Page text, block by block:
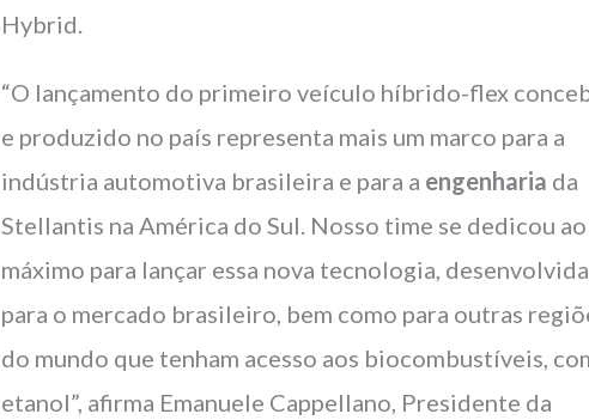
Hybrid.
“O lançamento do primeiro veículo híbrido-flex
e produzido no país representa mais um marco para a
indústria automotiva brasileira e para a engenharia da
Stellantis na América do Sul. Nosso time se dedicou ao
máximo para lançar essa nova tecnologia, desenvolvida
para o mercado brasileiro, bem como para outras
do mundo que tenham acesso aos biocombustíveis,
etanol”, afirma Emanuele Cappellano, Presidente da